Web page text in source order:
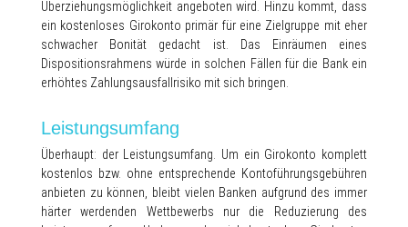
Überziehungsmöglichkeit angeboten wird. Hinzu kommt, dass
ein kostenloses Girokonto primär für eine Zielgruppe mit eher
schwacher Bonität gedacht ist. Das Einräumen eines
Dispositionsrahmens würde in solchen Fällen für die Bank ein
erhöhtes Zahlungsausfallrisiko mit sich bringen.
Leistungsumfang
Überhaupt: der Leistungsumfang. Um ein Girokonto komplett
kostenlos bzw. ohne entsprechende Kontoführungsgebühren
anbieten zu können, bleibt vielen Banken aufgrund des immer
härter werdenden Wettbewerbs nur die Reduzierung des